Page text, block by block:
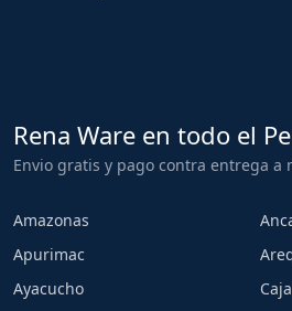
Rena Ware en todo el
Envio gratis y pago contra entrega a
Amazonas
Apurimac
Ayacucho